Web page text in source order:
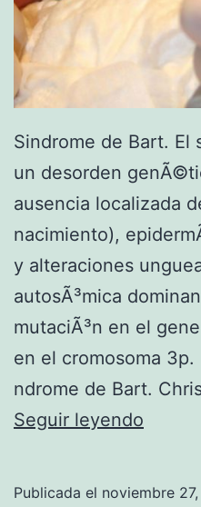
Sindrome de Bart. El
un desorden
ausencia localizada
nacimiento),
y alteraciones
autosÃ³mica
mutaciÃ³n en el
en el cromosoma
ndrome de Bart.
Seguir leyendo
Publicada el noviembre